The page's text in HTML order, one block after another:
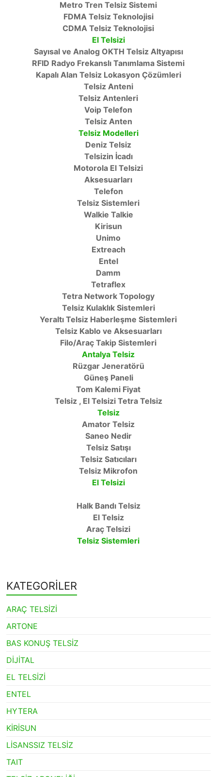
Metro Tren Telsiz Sistemi
FDMA Telsiz Teknolojisi
CDMA Telsiz Teknolojisi
El Telsizi
Sayısal ve Analog OKTH Telsiz Altyapısı
RFID Radyo Frekanslı Tanımlama Sistemi
Kapalı Alan Telsiz Lokasyon Çözümleri
Telsiz Anteni
Telsiz Antenleri
Voip Telefon
Telsiz Anten
Telsiz Modelleri
Deniz Telsiz
Telsizin İcadı
Motorola El Telsizi
Aksesuarları
Telefon
Telsiz Sistemleri
Walkie Talkie
Kirisun
Unimo
Extreach
Entel
Damm
Tetraflex
Tetra Network Topology
Telsiz Kulaklık Sistemleri
Yeraltı Telsiz Haberleşme Sistemleri
Telsiz Kablo ve Aksesuarları
Filo/Araç Takip Sistemleri
Antalya Telsiz
Rüzgar Jeneratörü
Güneş Paneli
Tom Kalemi Fiyat
Telsiz , El Telsizi Tetra Telsiz
Telsiz
Amator Telsiz
Saneo Nedir
Telsiz Satışı
Telsiz Satıcıları
Telsiz Mikrofon
El Telsizi
Halk Bandı Telsiz
El Telsiz
Araç Telsizi
Telsiz Sistemleri
KATEGORİLER
ARAÇ TELSİZİ
ARTONE
BAS KONUŞ TELSİZ
DİJİTAL
EL TELSİZİ
ENTEL
HYTERA
KİRİSUN
LİSANSSIZ TELSİZ
TAIT